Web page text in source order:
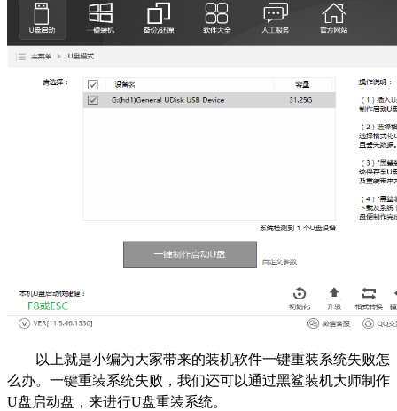
以上就是小编为大家带来的装机软件一键重装系统失败怎
么办。一键重装系统失败，我们还可以通过黑鲨装机大师制作
U盘启动盘，来进行U盘重装系统。